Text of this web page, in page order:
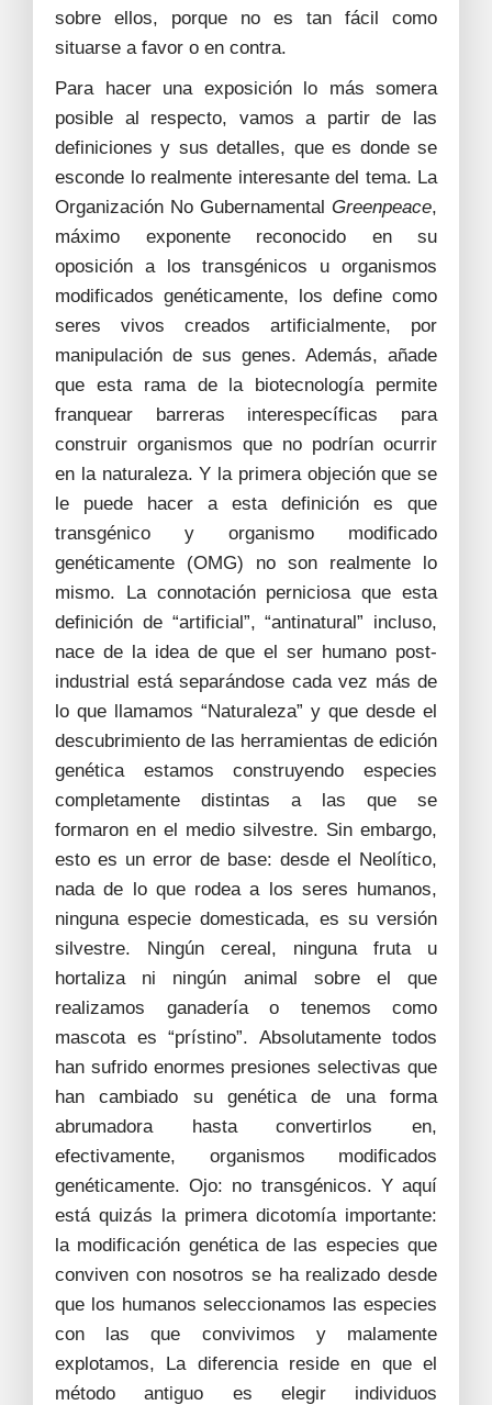
sobre ellos, porque no es tan fácil como
situarse a favor o en contra.
Para hacer una exposición lo más somera
posible al respecto, vamos a partir de las
definiciones y sus detalles, que es donde se
esconde lo realmente interesante del tema. La
Organización No Gubernamental Greenpeace,
máximo exponente reconocido en su
oposición a los transgénicos u organismos
modificados genéticamente, los define como
seres vivos creados artificialmente, por
manipulación de sus genes. Además, añade
que esta rama de la biotecnología permite
franquear barreras interespecíficas para
construir organismos que no podrían ocurrir
en la naturaleza. Y la primera objeción que se
le puede hacer a esta definición es que
transgénico y organismo modificado
genéticamente (OMG) no son realmente lo
mismo. La connotación perniciosa que esta
definición de “artificial”, “antinatural” incluso,
nace de la idea de que el ser humano post-
industrial está separándose cada vez más de
lo que llamamos “Naturaleza” y que desde el
descubrimiento de las herramientas de edición
genética estamos construyendo especies
completamente distintas a las que se
formaron en el medio silvestre. Sin embargo,
esto es un error de base: desde el Neolítico,
nada de lo que rodea a los seres humanos,
ninguna especie domesticada, es su versión
silvestre. Ningún cereal, ninguna fruta u
hortaliza ni ningún animal sobre el que
realizamos ganadería o tenemos como
mascota es “prístino”. Absolutamente todos
han sufrido enormes presiones selectivas que
han cambiado su genética de una forma
abrumadora hasta convertirlos en,
efectivamente, organismos modificados
genéticamente. Ojo: no transgénicos. Y aquí
está quizás la primera dicotomía importante:
la modificación genética de las especies que
conviven con nosotros se ha realizado desde
que los humanos seleccionamos las especies
con las que convivimos y malamente
explotamos, La diferencia reside en que el
método antiguo es elegir individuos